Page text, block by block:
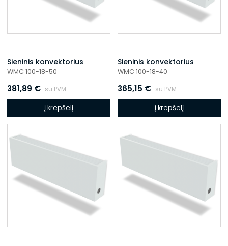
Sieninis konvektorius
WMC 100-18-50
381,89 € su PVM
Į krepšelį
Sieninis konvektorius
WMC 100-18-40
365,15 € su PVM
Į krepšelį